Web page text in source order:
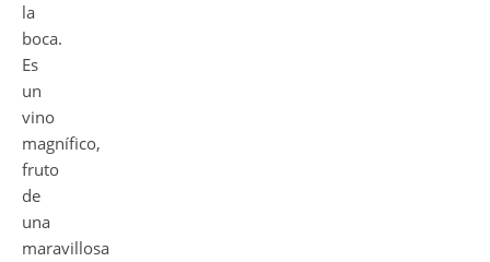
la
boca.
Es
un
vino
magnífico,
fruto
de
una
maravillosa